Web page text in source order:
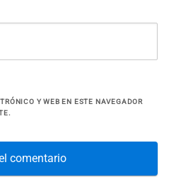
Y WEB EN ESTE NAVEGADOR